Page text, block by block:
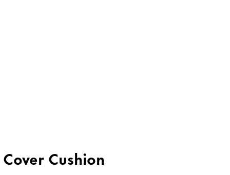
Cushion